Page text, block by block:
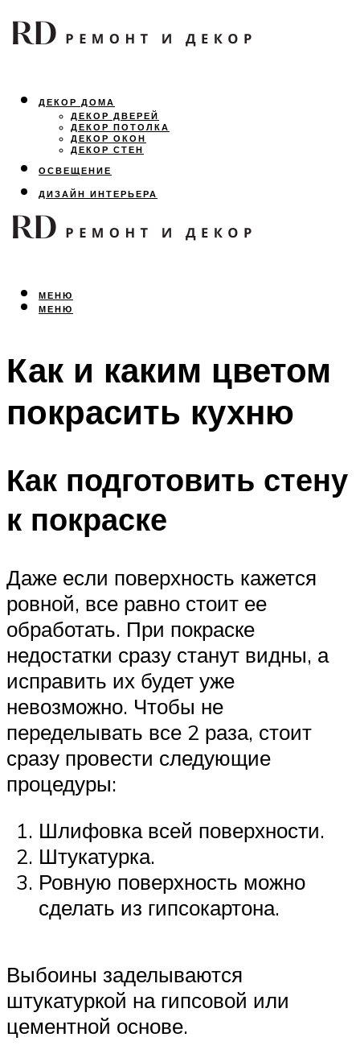
ДЕКОР ДОМА
ДЕКОР ДВЕРЕЙ
ДЕКОР ПОТОЛКА
ДЕКОР ОКОН
ДЕКОР СТЕН
ОСВЕЩЕНИЕ
ДИЗАЙН ИНТЕРЬЕРА
ЛАНДШАФТНЫЙ ДИЗАЙН
ВСЕ ПРО РЕМОНТ
МЕНЮ
МЕНЮ
Как и каким цветом
покрасить кухню
Как подготовить стену
к покраске
Даже если поверхность кажется
ровной, все равно стоит ее
обработать. При покраске
недостатки сразу станут видны, а
исправить их будет уже
невозможно. Чтобы не
переделывать все 2 раза, стоит
сразу провести следующие
процедуры:
Шлифовка всей поверхности.
Штукатурка.
Ровную поверхность можно
сделать из гипсокартона.
Выбоины заделываются
штукатуркой на гипсовой или
цементной основе.